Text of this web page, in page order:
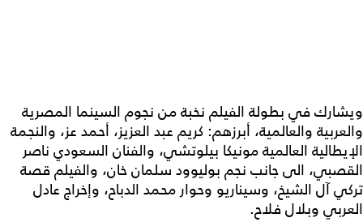
ويشارك في بطولة الفيلم نخبة من نجوم السينما المصرية
والعربية والعالمية، أبرزهم: كريم عبد العزيز، أحمد عز، والنجمة
الإيطالية العالمية مونيكا بيلوتشي، والفنان السعودي ناصر
القصبي، الى جانب نجم بوليوود سلمان خان، والفيلم قصة
تركي آل الشيخ، وسيناريو وحوار محمد الدباح، وإخراج عادل
العربي وبلال فلاح.